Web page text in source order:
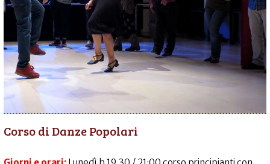
Corso di Danze Popolari